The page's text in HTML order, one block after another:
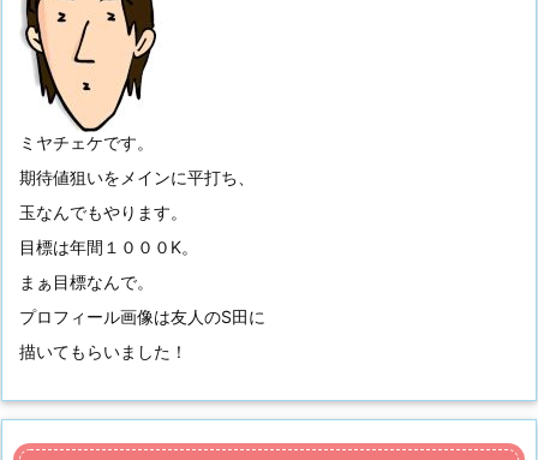
ミヤチェケです。
期待値狙いをメインに平打ち、
玉なんでもやります。
目標は年間１０００K。
まぁ目標なんで。
プロフィール画像は友人のS田に
描いてもらいました！